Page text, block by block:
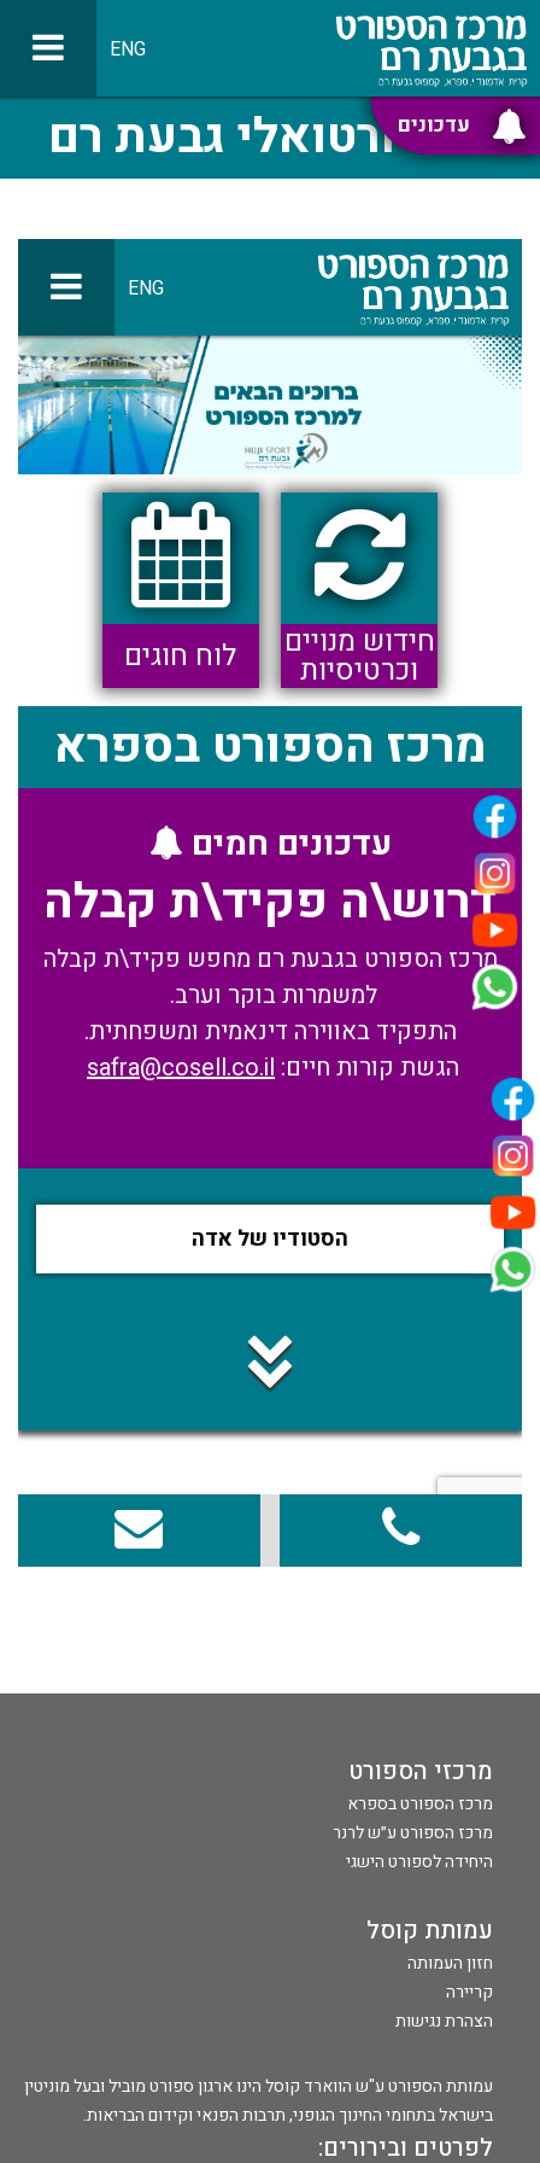
עדכונים
ENG
סיור ורטואלי גבעת רם
מרכזי הספורט
מרכז הספורט בספרא
מרכז הספורט ע״ש לרנר
היחידה לספורט הישגי
עמותת קוסל
חזון העמותה
קריירה
הצהרת נגישות
עמותת הספורט ע"ש הווארד קוסל הינו ארגון ספורט מוביל ובעל מוניטין
בישראל בתחומי החינוך הגופני, תרבות הפנאי וקידום הבריאות.
לפרטים ובירורים: